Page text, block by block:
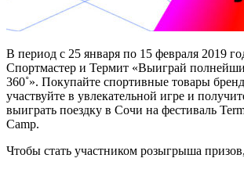
В период с 25 января по 15 февраля 2019
Спортмастер и Термит «Выиграй
360˚». Покупайте спортивные товары
участвуйте в увлекательной игре и
выиграть поездку в Сочи на фестиваль
Camp.
Чтобы стать участником розыгрыша